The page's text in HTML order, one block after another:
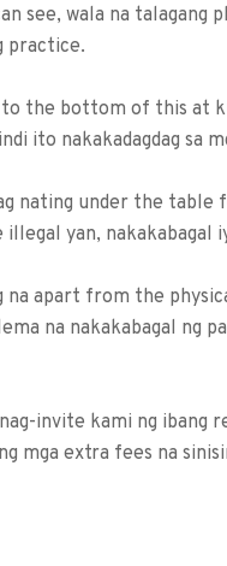
see, wala na
practice.
the bottom of this at
ito nakakadagdag sa
nating under the table
yan, nakakabagal
na apart from the
na nakakabagal ng
invite kami ng ibang
mga extra fees na